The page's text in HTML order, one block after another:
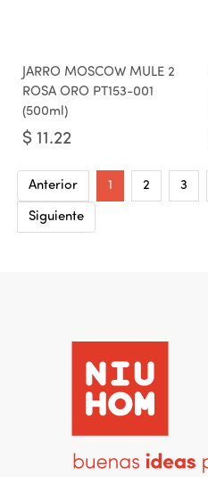
JARRO MOSCOW MULE 2
ROSA ORO PT153-001
(500ml)
$ 11.22
Anterior 1 2 3
Siguiente